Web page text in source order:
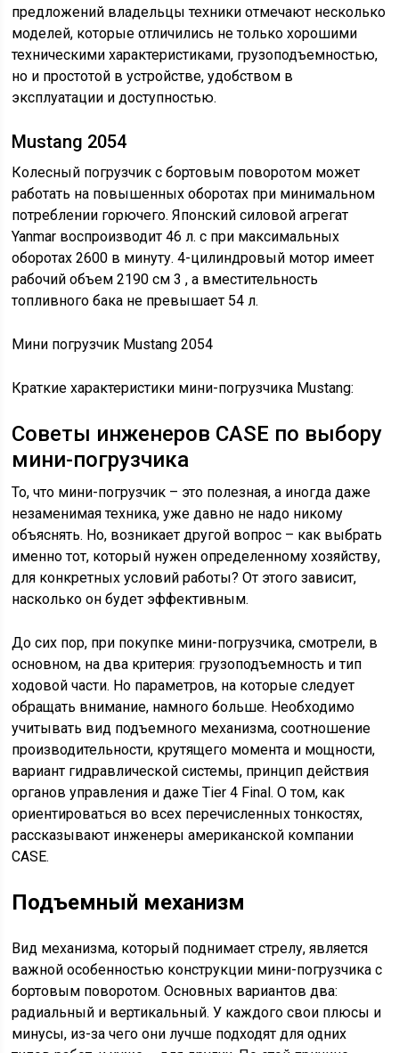
предложений владельцы техники отмечают несколько
моделей, которые отличились не только хорошими
техническими характеристиками, грузоподъемностью,
но и простотой в устройстве, удобством в
эксплуатации и доступностью.
Мustang 2054
Колесный погрузчик с бортовым поворотом может
работать на повышенных оборотах при минимальном
потреблении горючего. Японский силовой агрегат
Yanmar воспроизводит 46 л. с при максимальных
оборотах 2600 в минуту. 4-цилиндровый мотор имеет
рабочий объем 2190 см 3 , а вместительность
топливного бака не превышает 54 л.
Мини погрузчик Мustang 2054
Краткие характеристики мини-погрузчика Mustang:
Советы инженеров CASE по выбору
мини-погрузчика
То, что мини-погрузчик – это полезная, а иногда даже
незаменимая техника, уже давно не надо никому
объяснять. Но, возникает другой вопрос – как выбрать
именно тот, который нужен определенному хозяйству,
для конкретных условий работы? От этого зависит,
насколько он будет эффективным.
До сих пор, при покупке мини-погрузчика, смотрели, в
основном, на два критерия: грузоподъемность и тип
ходовой части. Но параметров, на которые следует
обращать внимание, намного больше. Необходимо
учитывать вид подъемного механизма, соотношение
производительности, крутящего момента и мощности,
вариант гидравлической системы, принцип действия
органов управления и даже Tier 4 Final. О том, как
ориентироваться во всех перечисленных тонкостях,
рассказывают инженеры американской компании
CASE.
Подъемный механизм
Вид механизма, который поднимает стрелу, является
важной особенностью конструкции мини-погрузчика с
бортовым поворотом. Основных вариантов два:
радиальный и вертикальный. У каждого свои плюсы и
минусы, из-за чего они лучше подходят для одних